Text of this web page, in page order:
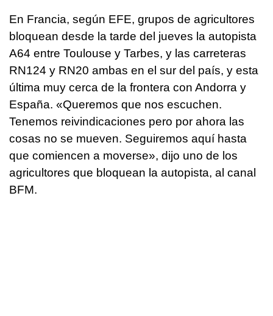
En Francia, según EFE, grupos de agricultores
bloquean desde la tarde del jueves la autopista
A64 entre Toulouse y Tarbes, y las carreteras
RN124 y RN20 ambas en el sur del país, y esta
última muy cerca de la frontera con Andorra y
España. «Queremos que nos escuchen.
Tenemos reivindicaciones pero por ahora las
cosas no se mueven. Seguiremos aquí hasta
que comiencen a moverse», dijo uno de los
agricultores que bloquean la autopista, al canal
BFM.